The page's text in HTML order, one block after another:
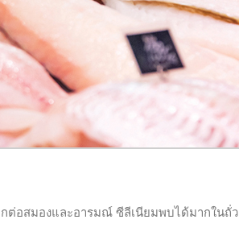
อสมองและอารมณ์ ซีลีเนียมพบได้มากในถั่ว